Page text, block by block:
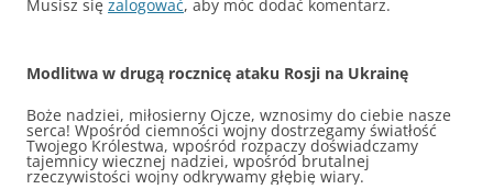
Musisz się zalogować, aby móc dodać komentarz.
Modlitwa w drugą rocznicę ataku Rosji na Ukrainę
Boże nadziei, miłosierny Ojcze, wznosimy do ciebie nasze
serca! Wpośród ciemności wojny dostrzegamy światłość
Twojego Królestwa, wpośród rozpaczy doświadczamy
tajemnicy wiecznej nadziei, wpośród brutalnej
rzeczywistości wojny odkrywamy głębię wiary.